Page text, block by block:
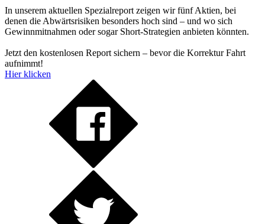
In unserem aktuellen Spezialreport zeigen wir fünf Aktien, bei
denen die Abwärtsrisiken besonders hoch sind – und wo sich
Gewinnmitnahmen oder sogar Short-Strategien anbieten könnten.
Jetzt den kostenlosen Report sichern – bevor die Korrektur Fahrt
aufnimmt!
Hier klicken